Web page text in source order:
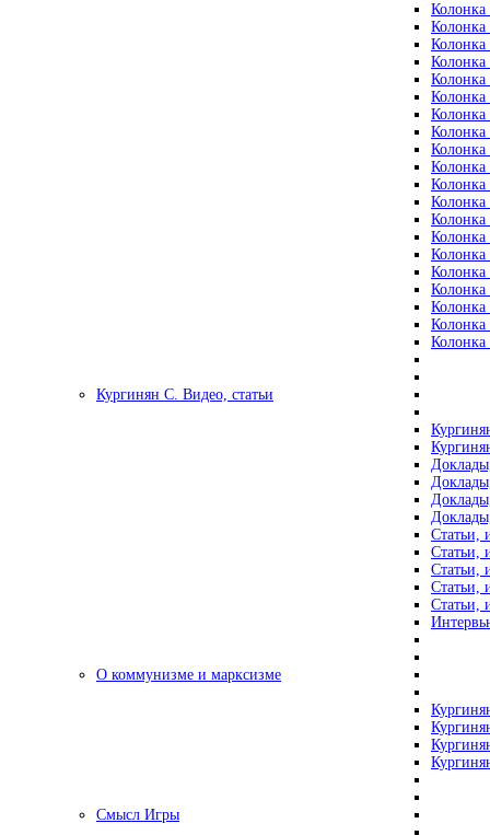
Колонка
Колонка
Колонка
Колонка
Колонка
Колонка
Колонка
Колонка
Колонка
Колонка
Колонка
Колонка
Колонка
Колонка
Колонка
Колонка
Колонка
Колонка
Колонка
Колонка
Кургинян С. Видео, статьи
Статьи,
Статьи,
Статьи,
Статьи,
Статьи,
О коммунизме и марксизме
Смысл Игры